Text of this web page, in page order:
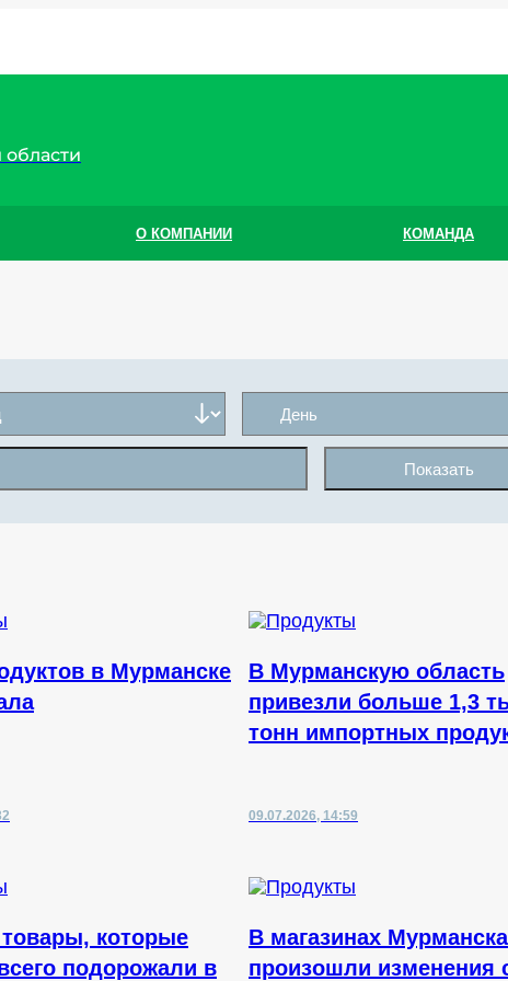
О КОМПАНИИ КОМАНДА
Показать
в Мурманске
В Мурманскую область
привезли больше 1,3
тонн импортных
09.07.2026, 14:59
которые
подорожали в
В магазинах Мурманска
произошли изменения